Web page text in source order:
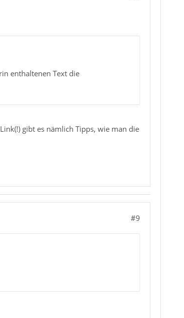
enthaltenen Text die
gibt es nämlich Tipps, wie man die
#9